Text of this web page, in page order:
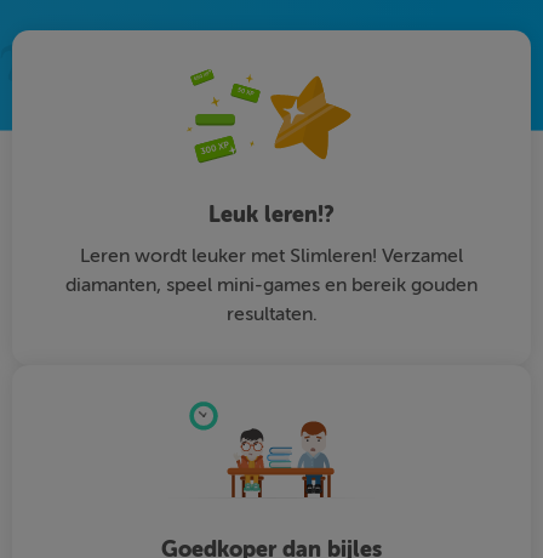
Leuk leren!?
Leren wordt leuker met Slimleren! Verzamel
diamanten, speel mini-games en bereik gouden
resultaten.
Goedkoper dan bijles